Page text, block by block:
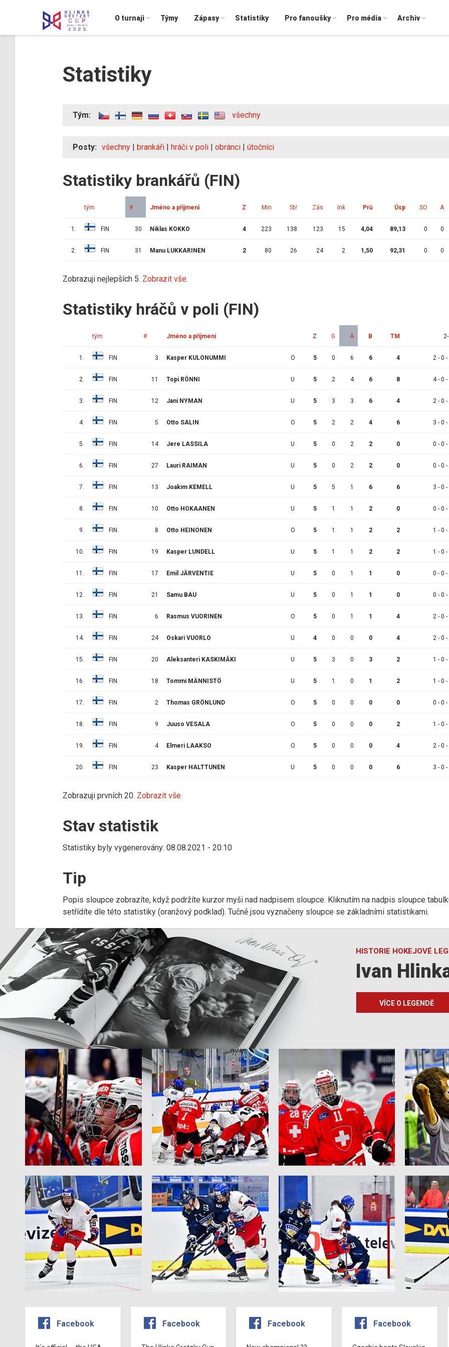
O turnaji Týmy Zápasy Statistiky Pro fanoušky Pro média Archiv
Statistiky
Tým: všechny
Posty: všechny | brankáři | hráči v poli | obránci | útočníci
Statistiky brankářů (FIN)
tým # Jméno a příjmení Z Min Stř Zás Ink Prů Úsp SO A
1. FIN 30 Niklas KOKKO 4 223 138 123 15 4,04 89,13 0 0
2. FIN 31 Manu LUKKARINEN 2 80 26 24 2 1,50 92,31 0 0
Zobrazuji nejlepších 5. Zobrazit vše.
Statistiky hráčů v poli (FIN)
tým # Jméno a příjmení Z G A B TM
1. FIN 3 Kasper KULONUMMI O 5 0 6 6 4 2 - 0 -
2. FIN 11 Topi RÖNNI U 5 2 4 6 8 4 - 0 -
3. FIN 12 Jani NYMAN U 5 3 3 6 4 2 - 0 -
4. FIN 5 Otto SALIN O 5 2 2 4 6 3 - 0 -
5. FIN 14 Jere LASSILA U 5 0 2 2 0 0 - 0 -
6. FIN 27 Lauri RAIMAN U 5 0 2 2 0 0 - 0 -
7. FIN 13 Joakim KEMELL U 5 5 1 6 6 3 - 0 -
8. FIN 10 Otto HOKAANEN U 5 1 1 2 0 0 - 0 -
9. FIN 8 Otto HEINONEN O 5 1 1 2 2 1 - 0 -
10. FIN 19 Kasper LUNDELL U 5 1 1 2 2 1 - 0 -
11. FIN 17 Emil JÄRVENTIE U 5 0 1 1 0 0 - 0 -
12. FIN 21 Samu BAU U 5 0 1 1 0 0 - 0 -
13. FIN 6 Rasmus VUORINEN O 5 0 1 1 4 2 - 0 -
14. FIN 24 Oskari VUORLO U 4 0 0 0 4 2 - 0 -
15. FIN 20 Aleksanteri KASKIMÄKI U 5 3 0 3 2 1 - 0 -
16. FIN 18 Tommi MÄNNISTÖ U 5 1 0 1 2 1 - 0 -
17. FIN 2 Thomas GRÖNLUND O 5 0 0 0 0 0 - 0 -
18. FIN 9 Juuso VESALA O 5 0 0 0 2 1 - 0 -
19. FIN 4 Elmeri LAAKSO O 5 0 0 0 4 2 - 0 -
20. FIN 23 Kasper HALTTUNEN U 5 0 0 0 6 3 - 0 -
Zobrazuji prvních 20. Zobrazit vše.
Stav statistik
Statistiky byly vygenerovány: 08.08.2021 - 20:10
Tip
Popis sloupce zobrazíte, když podržíte kurzor myši nad nadpisem sloupce. Kliknutím na nadpis sloupce
setřídíte dle této statistiky (oranžový podklad). Tučně jsou vyznačeny sloupce se základními statistikami.
HISTORIE HOKEJOVÉ
Ivan
VÍCE O LEGENDĚ
Facebook Facebook Facebook Facebook